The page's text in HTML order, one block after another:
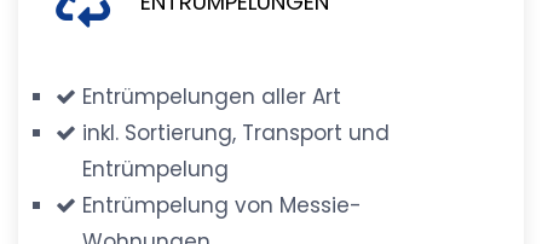
Entrümpelungen aller Art
inkl. Sortierung, Transport und
Entrümpelung
Entrümpelung von Messie-